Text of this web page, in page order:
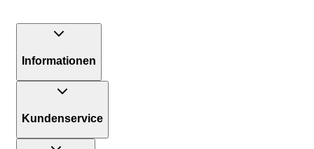
Informationen
Kundenservice